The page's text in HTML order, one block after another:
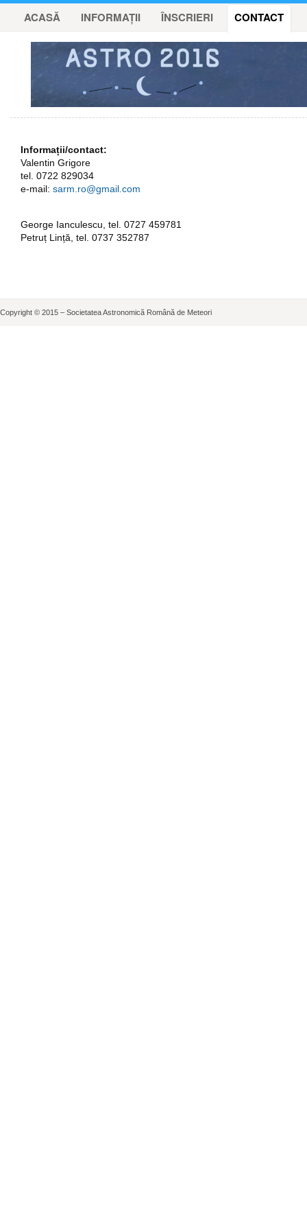
ACASĂ INFORMAȚII ÎNSCRIERI CONTACT
Informații/contact:
Valentin Grigore
tel. 0722 829034
e-mail: sarm.ro@gmail.com
George Ianculescu, tel. 0727 459781
Petruț Lință, tel. 0737 352787
Copyright © 2015 – Societatea Astronomică Română de Meteori